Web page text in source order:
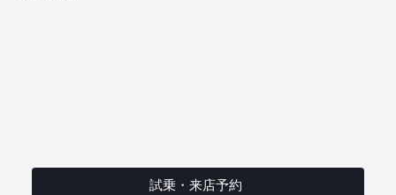
試乗・来店予約